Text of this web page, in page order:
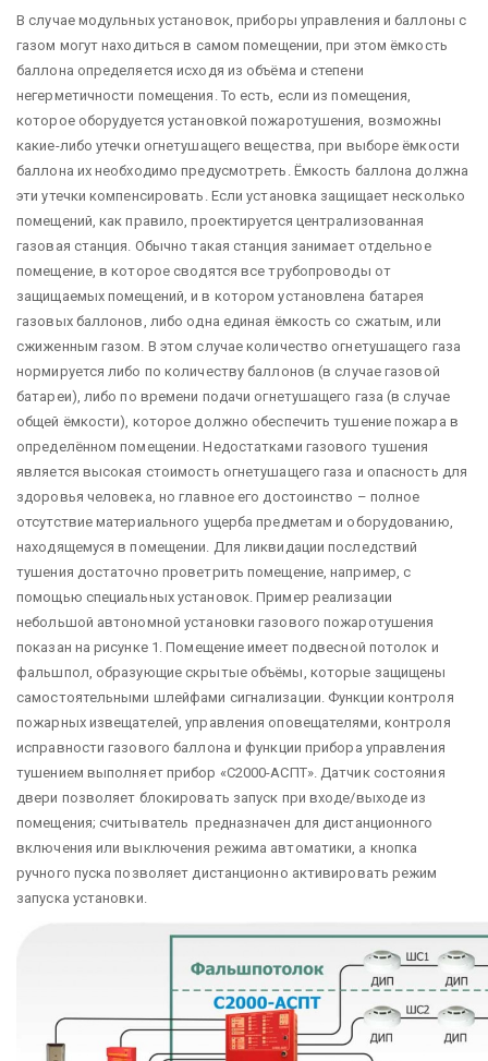
В случае модульных установок, приборы управления и баллоны с
газом могут находиться в самом помещении, при этом ёмкость
баллона определяется исходя из объёма и степени
негерметичности помещения. То есть, если из помещения,
которое оборудуется установкой пожаротушения, возможны
какие-либо утечки огнетушащего вещества, при выборе ёмкости
баллона их необходимо предусмотреть. Ёмкость баллона должна
эти утечки компенсировать. Если установка защищает несколько
помещений, как правило, проектируется централизованная
газовая станция. Обычно такая станция занимает отдельное
помещение, в которое сводятся все трубопроводы от
защищаемых помещений, и в котором установлена батарея
газовых баллонов, либо одна единая ёмкость со сжатым, или
сжиженным газом. В этом случае количество огнетушащего газа
нормируется либо по количеству баллонов (в случае газовой
батареи), либо по времени подачи огнетушащего газа (в случае
общей ёмкости), которое должно обеспечить тушение пожара в
определённом помещении. Недостатками газового тушения
является высокая стоимость огнетушащего газа и опасность для
здоровья человека, но главное его достоинство – полное
отсутствие материального ущерба предметам и оборудованию,
находящемуся в помещении. Для ликвидации последствий
тушения достаточно проветрить помещение, например, с
помощью специальных установок. Пример реализации
небольшой автономной установки газового пожаротушения
показан на рисунке 1. Помещение имеет подвесной потолок и
фальшпол, образующие скрытые объёмы, которые защищены
самостоятельными шлейфами сигнализации. Функции контроля
пожарных извещателей, управления оповещателями, контроля
исправности газового баллона и функции прибора управления
тушением выполняет прибор «С2000-АСПТ». Датчик состояния
двери позволяет блокировать запуск при входе/выходе из
помещения; считыватель предназначен для дистанционного
включения или выключения режима автоматики, а кнопка
ручного пуска позволяет дистанционно активировать режим
запуска установки.